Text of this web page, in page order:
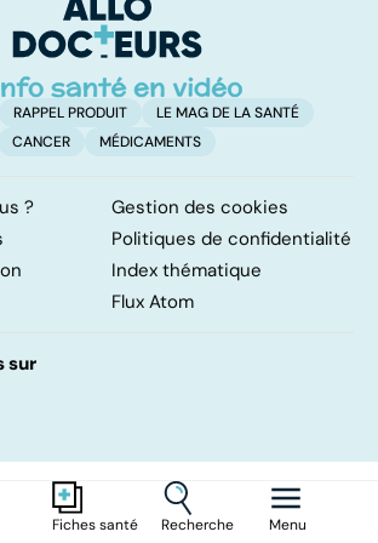
Fiches santé Recherche Menu
RAPPEL PRODUIT
LE MAG DE LA SANTÉ
CANCER
MÉDICAMENTS
?
Gestion des cookies
Politiques de confidentialité
Index thématique
Flux Atom
sur